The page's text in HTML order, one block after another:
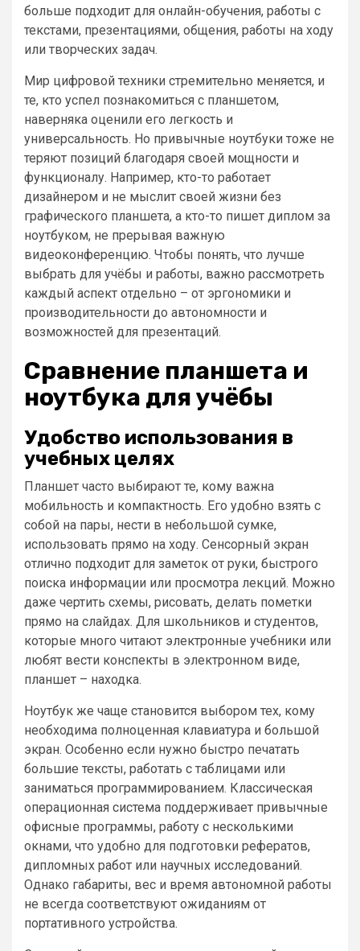
больше подходит для онлайн-обучения, работы с
текстами, презентациями, общения, работы на ходу
или творческих задач.
Мир цифровой техники стремительно меняется, и
те, кто успел познакомиться с планшетом,
наверняка оценили его легкость и
универсальность. Но привычные ноутбуки тоже не
теряют позиций благодаря своей мощности и
функционалу. Например, кто-то работает
дизайнером и не мыслит своей жизни без
графического планшета, а кто-то пишет диплом за
ноутбуком, не прерывая важную
видеоконференцию. Чтобы понять, что лучше
выбрать для учёбы и работы, важно рассмотреть
каждый аспект отдельно – от эргономики и
производительности до автономности и
возможностей для презентаций.
Сравнение планшета и
ноутбука для учёбы
Удобство использования в
учебных целях
Планшет часто выбирают те, кому важна
мобильность и компактность. Его удобно взять с
собой на пары, нести в небольшой сумке,
использовать прямо на ходу. Сенсорный экран
отлично подходит для заметок от руки, быстрого
поиска информации или просмотра лекций. Можно
даже чертить схемы, рисовать, делать пометки
прямо на слайдах. Для школьников и студентов,
которые много читают электронные учебники или
любят вести конспекты в электронном виде,
планшет – находка.
Ноутбук же чаще становится выбором тех, кому
необходима полноценная клавиатура и большой
экран. Особенно если нужно быстро печатать
большие тексты, работать с таблицами или
заниматься программированием. Классическая
операционная система поддерживает привычные
офисные программы, работу с несколькими
окнами, что удобно для подготовки рефератов,
дипломных работ или научных исследований.
Однако габариты, вес и время автономной работы
не всегда соответствуют ожиданиям от
портативного устройства.